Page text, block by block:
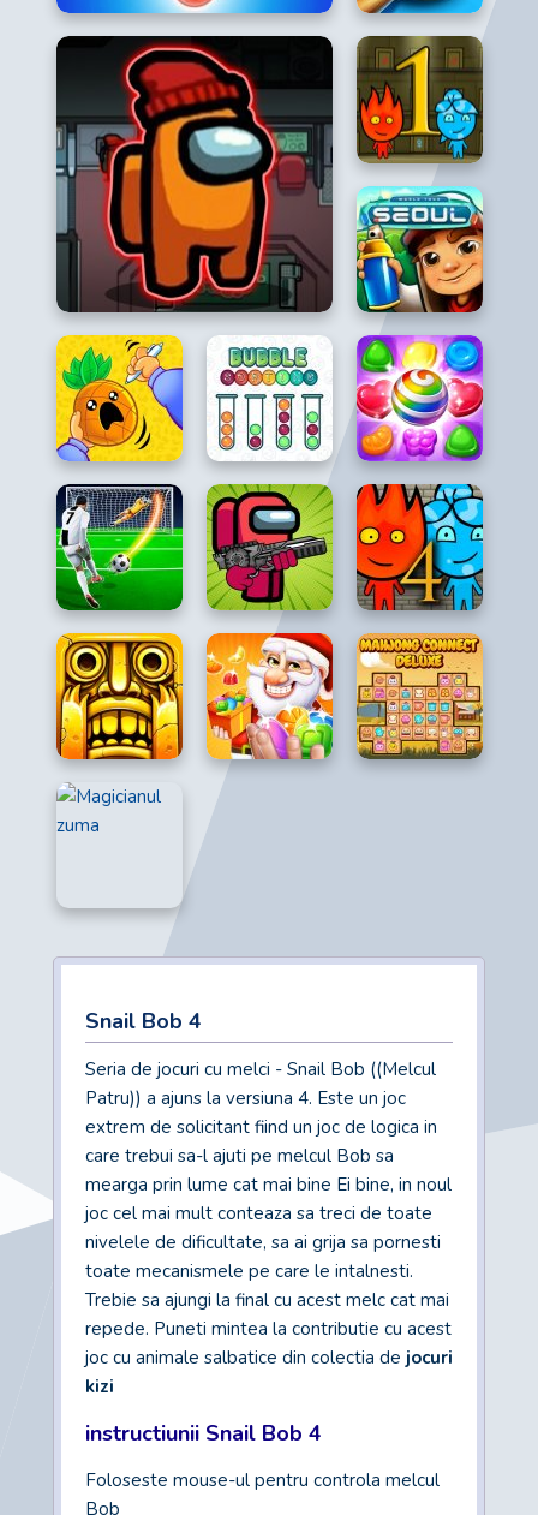
Snail Bob 4
Seria de jocuri cu melci - Snail Bob ((Melcul
Patru)) a ajuns la versiuna 4. Este un joc
extrem de solicitant fiind un joc de logica in
care trebui sa-l ajuti pe melcul Bob sa
mearga prin lume cat mai bine Ei bine, in noul
joc cel mai mult conteaza sa treci de toate
nivelele de dificultate, sa ai grija sa pornesti
toate mecanismele pe care le intalnesti.
Trebie sa ajungi la final cu acest melc cat mai
repede. Puneti mintea la contributie cu acest
joc cu animale salbatice din colectia de jocuri
kizi
instructiunii Snail Bob 4
Foloseste mouse-ul pentru controla melcul
Bob